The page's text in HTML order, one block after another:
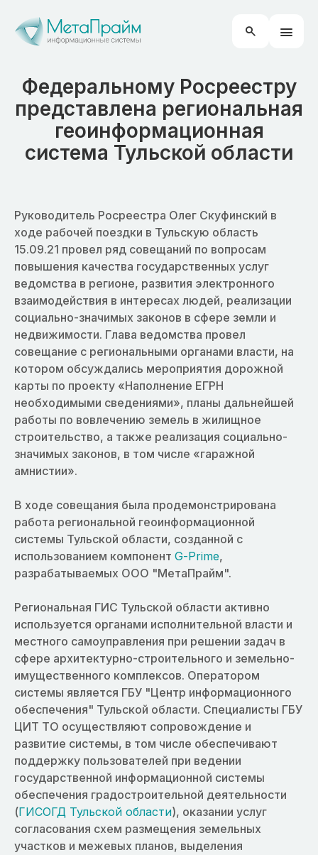
Федеральному Росреестру
представлена региональная
геоинформационная
система Тульской области
Руководитель Росреестра Олег Скуфинский в
ходе рабочей поездки в Тульскую область
15.09.21 провел ряд совещаний по вопросам
повышения качества государственных услуг
ведомства в регионе, развития электронного
взаимодействия в интересах людей, реализации
социально-значимых законов в сфере земли и
недвижимости. Глава ведомства провел
совещание с региональными органами власти, на
котором обсуждались мероприятия дорожной
карты по проекту «Наполнение ЕГРН
необходимыми сведениями», планы дальнейшей
работы по вовлечению земель в жилищное
строительство, а также реализация социально-
значимых законов, в том числе «гаражной
амнистии».
В ходе совещания была продемонстрирована
работа региональной геоинформационной
системы Тульской области, созданной с
использованием компонент G-Prime,
разрабатываемых ООО "МетаПрайм".
Региональная ГИС Тульской области активно
используется органами исполнительной власти и
местного самоуправления при решении задач в
сфере архитектурно-строительного и земельно-
имущественного комплексов. Оператором
системы является ГБУ "Центр информационного
обеспечения" Тульской области. Специалисты ГБУ
ЦИТ ТО осуществляют сопровождение и
развитие системы, в том числе обеспечивают
поддержку пользователей при ведении
государственной информационной системы
обеспечения градостроительной деятельности
(ГИСОГД Тульской области), оказании услуг
согласования схем размещения земельных
участков и межевых планов, выделения